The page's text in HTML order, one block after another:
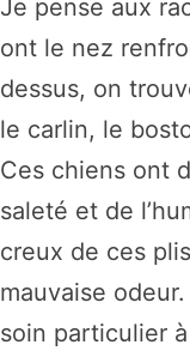
Je pense aux
ont le nez
dessus, on
le carlin, le
Ces chiens ont
saleté et de
creux de ces
mauvaise
soin particulier